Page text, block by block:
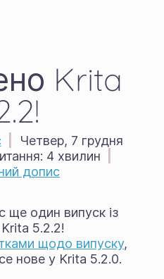
Krita
Четвер, 7 грудня
4 хвилин
допис
ще один випуск із
5.2.2!
щодо випуску,
нове у Krita 5.2.0.